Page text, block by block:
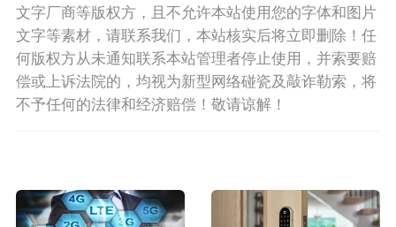
文字厂商等版权方，且不允许本站使用您的字体和图片
文字等素材，请联系我们，本站核实后将立即删除！任
何版权方从未通知联系本站管理者停止使用，并索要赔
偿或上诉法院的，均视为新型网络碰瓷及敲诈勒索，将
不予任何的法律和经济赔偿！敬请谅解！